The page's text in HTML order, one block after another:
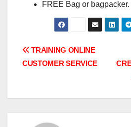
FREE Bag or bagpacker.
Post
TRAINING ONLINE
CUSTOMER SERVICE